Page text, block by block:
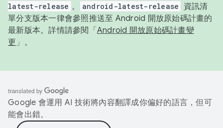
latest-release 。 android-latest-release
資訊清
單分支版本一律會參照推送至 Android 開放原始碼計畫的
最新版本。詳情請參閱「 Android 開放原始碼計畫變
更 」。
Google 會運用 AI 技術將內容翻譯成你偏好的語言，但可
能會出錯。